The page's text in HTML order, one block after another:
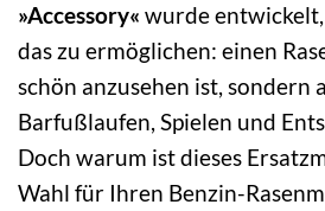
»Accessory« wurde
das zu ermöglichen: einen
schön anzusehen ist, sondern
Barfußlaufen, Spielen und
Doch warum ist dieses
Wahl für Ihren Benzin-